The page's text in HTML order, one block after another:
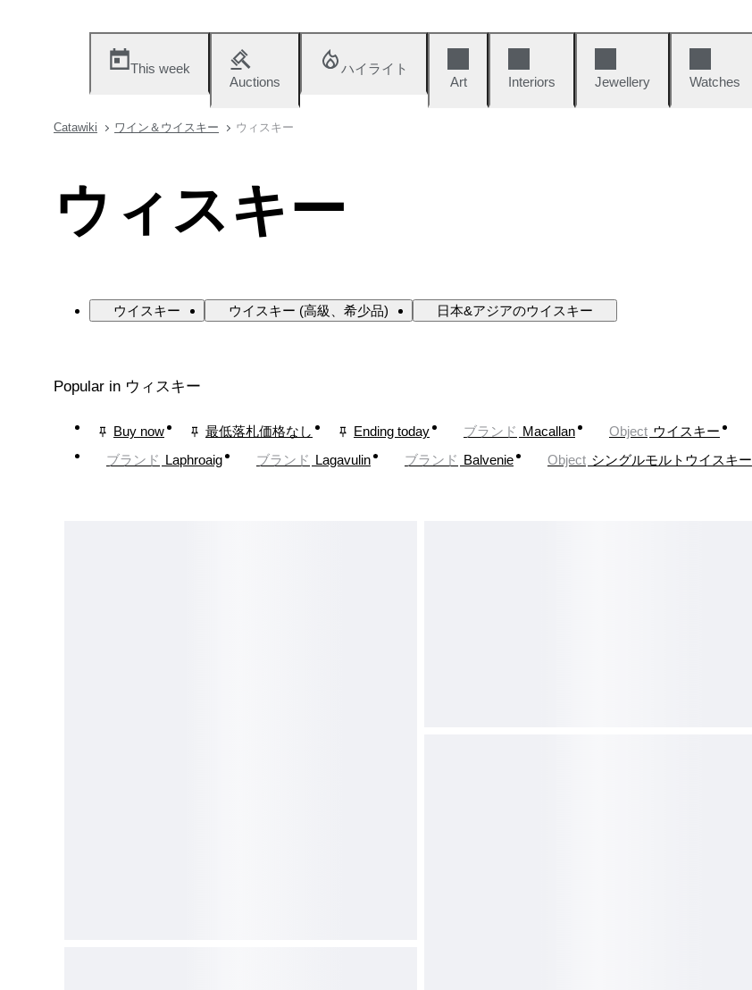
This week
Auctions
ハイライト
Art
Interiors Jewellery Watches
Catawiki ワイン＆ウイスキー ウィスキー
ウィスキー
ウイスキー ウイスキー (高級、希少品) 日本&アジアのウイスキー
Popular in ウィスキー
Buy now 最低落札価格なし Ending today ブランド Macallan Object ウイスキー
ブランド Laphroaig ブランド Lagavulin ブランド Balvenie Object シングルモルトウイスキー